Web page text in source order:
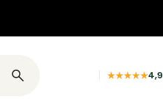
★★★★★4,9